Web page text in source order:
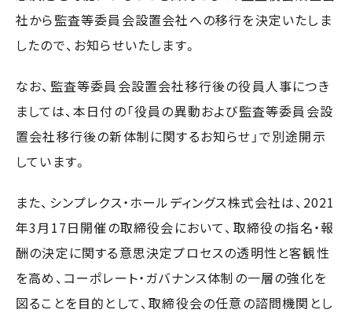
社から監査等委員会設置会社への移行を決定いたしま
したので、お知らせいたします。
なお、監査等委員会設置会社移行後の役員人事につき
ましては、本日付の「役員の異動および監査等委員会設
置会社移行後の新体制に関するお知らせ」で別途開示
しています。
また、シンプレクス・ホールディングス株式会社は、2021
年3月17日開催の取締役会において、取締役の指名・報
酬の決定に関する意思決定プロセスの透明性と客観性
を高め、コーポレート・ガバナンス体制の一層の強化を
図ることを目的として、取締役会の任意の諮問機関とし